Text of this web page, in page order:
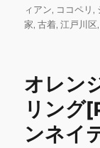
e
o
k
te
稿
日:
ィアン, ココペリ ,
家,古着,江戸川区
オレン
リング
ンネイ